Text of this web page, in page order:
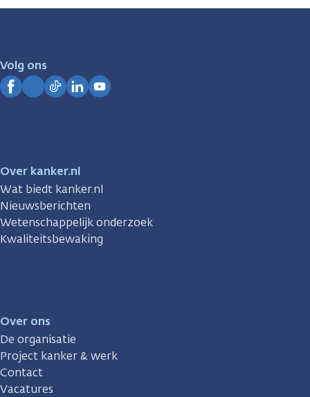
zijn
Volg ons
Over kanker.nl
Wat biedt kanker.nl
Nieuwsberichten
Wetenschappelijk onderzoek
Kwaliteitsbewaking
Over ons
De organisatie
Project kanker & werk
Contact
Vacatures